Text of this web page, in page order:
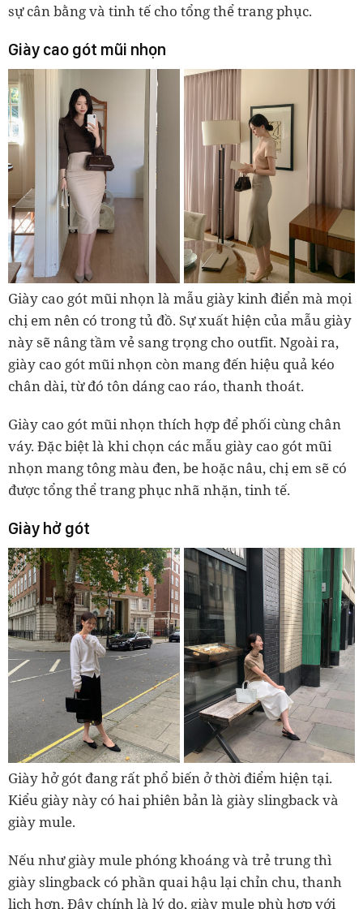
sự cân bằng và tinh tế cho tổng thể trang phục.
Giày cao gót mũi nhọn
Giày cao gót mũi nhọn là mẫu giày kinh điển mà mọi
chị em nên có trong tủ đồ. Sự xuất hiện của mẫu giày
này sẽ nâng tầm vẻ sang trọng cho outfit. Ngoài ra,
giày cao gót mũi nhọn còn mang đến hiệu quả kéo
chân dài, từ đó tôn dáng cao ráo, thanh thoát.
Giày cao gót mũi nhọn thích hợp để phối cùng chân
váy. Đặc biệt là khi chọn các mẫu giày cao gót mũi
nhọn mang tông màu đen, be hoặc nâu, chị em sẽ có
được tổng thể trang phục nhã nhặn, tinh tế.
Giày hở gót
Giày hở gót đang rất phổ biến ở thời điểm hiện tại.
Kiểu giày này có hai phiên bản là giày slingback và
giày mule.
Nếu như giày mule phóng khoáng và trẻ trung thì
giày slingback có phần quai hậu lại chỉn chu, thanh
lịch hơn. Đây chính là lý do, giày mule phù hợp với